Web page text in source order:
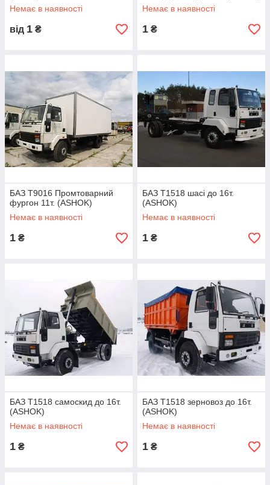
Немає в наявності
від 1 ₴
Немає в наявності
1 ₴
БАЗ Т9016 Промтоварний
фургон 11т. (ASHOK)
Немає в наявності
1 ₴
БАЗ Т1518 шасі до 16т.
(ASHOK)
Немає в наявності
1 ₴
БАЗ Т1518 самоскид до 16т.
(ASHOK)
Немає в наявності
1 ₴
БАЗ Т1518 зерновоз до 16т.
(ASHOK)
Немає в наявності
1 ₴